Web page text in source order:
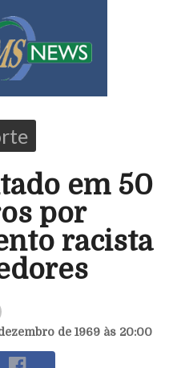
em 50
por
racista
de 1969 às 20:00